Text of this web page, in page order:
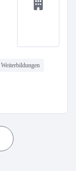
Weiterbildungen